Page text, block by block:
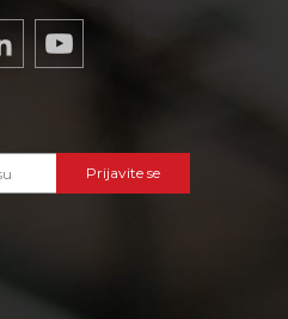
Prijavite se